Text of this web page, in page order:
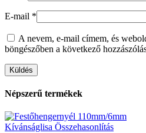
E-mail *
A nevem, e-mail címem, és
böngészőben a következő
Népszerű termékek
Kívánságlisa Összehasonlítás